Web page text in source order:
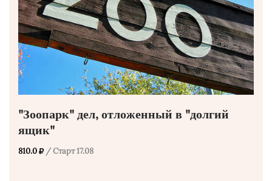
"Зоопарк" дел, отложенный в "долгий
ящик"
810.0 / Старт 17.08